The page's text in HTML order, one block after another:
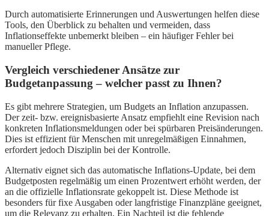
Durch automatisierte Erinnerungen und Auswertungen helfen diese
Tools, den Überblick zu behalten und vermeiden, dass
Inflationseffekte unbemerkt bleiben – ein häufiger Fehler bei
manueller Pflege.
Vergleich verschiedener Ansätze zur
Budgetanpassung – welcher passt zu Ihnen?
Es gibt mehrere Strategien, um Budgets an Inflation anzupassen.
Der zeit- bzw. ereignisbasierte Ansatz empfiehlt eine Revision nach
konkreten Inflationsmeldungen oder bei spürbaren Preisänderungen.
Dies ist effizient für Menschen mit unregelmäßigen Einnahmen,
erfordert jedoch Disziplin bei der Kontrolle.
Alternativ eignet sich das automatische Inflations-Update, bei dem
Budgetposten regelmäßig um einen Prozentwert erhöht werden, der
an die offizielle Inflationsrate gekoppelt ist. Diese Methode ist
besonders für fixe Ausgaben oder langfristige Finanzpläne geeignet,
um die Relevanz zu erhalten. Ein Nachteil ist die fehlende